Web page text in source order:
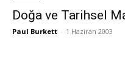
Doğa ve Tarihsel
Paul Burkett - 1 Haziran 2003